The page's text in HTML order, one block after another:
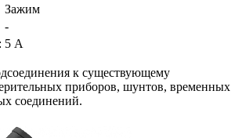
Зажим
-
5 А
к существующему
приборов, шунтов, временных
соединений.